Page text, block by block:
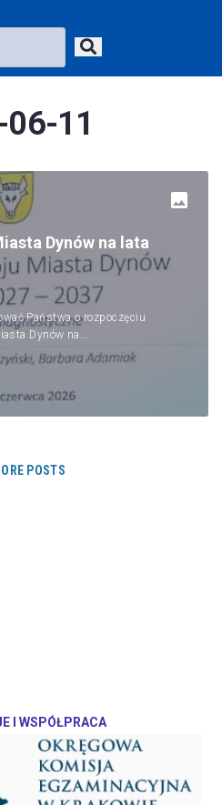
11
Dynów na lata
Państwa o rozpoczęciu
Dynów na…
POSTS
I WSPÓŁPRACA